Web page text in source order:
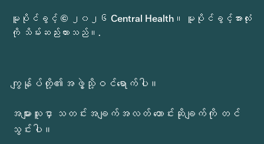
မူပိုင်ခွင့် © ၂၀၂၆ Central Health။ မူပိုင်ခွင့်အားလုံး
ကို သိမ်းဆည်းထားသည်။.
ကျွန်ုပ်တို့၏အဖွဲ့သို့ဝင်ရောက်ပါ။
အများသူငှာ သတင်းအချက်အလတ် တောင်းဆိုချက်ကို တင်
သွင်းပါ။